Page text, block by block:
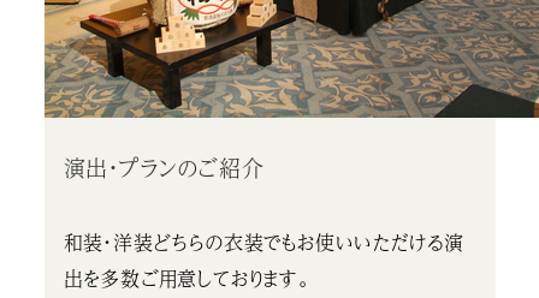
演出・プランのご紹介
和装・洋装どちらの衣装でもお使いいただける演
出を多数ご用意しております。